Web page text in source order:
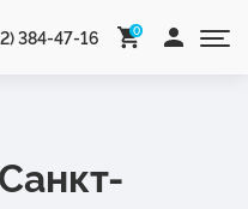
384-47-16 0